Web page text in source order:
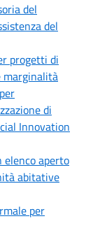
del
del
progetti di
marginalità
di
Innovation
elenco aperto
abitative
per